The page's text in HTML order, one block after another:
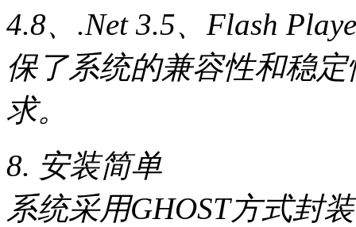
4.8、.Net 3.5、Flash
保了系统的兼容性和稳
求。
8. 安装简单
系统采用GHOST方式封